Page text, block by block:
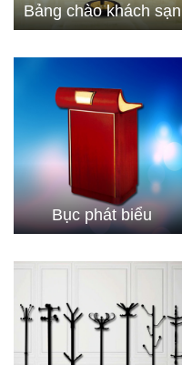
Bảng chào khách sạn
Bục phát biểu